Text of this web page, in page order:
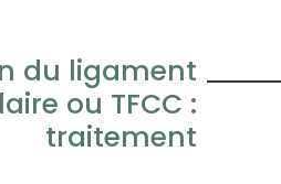
du ligament
ou TFCC :
traitement